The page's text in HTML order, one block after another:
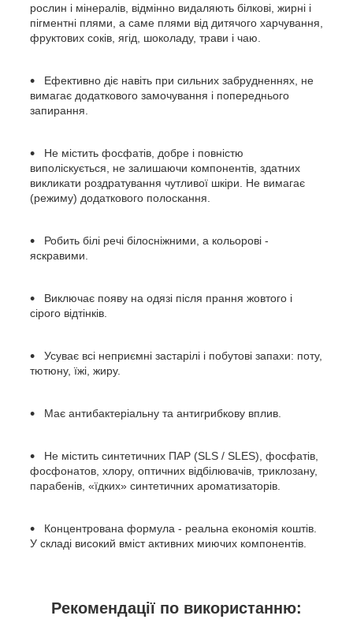
рослин і мінералів, відмінно видаляють білкові, жирні і
пігментні плями, а саме плями від дитячого харчування,
фруктових соків, ягід, шоколаду, трави і чаю.
Ефективно діє навіть при сильних забрудненнях, не
вимагає додаткового замочування і попереднього
запирання.
Не містить фосфатів, добре і повністю
виполіскується, не залишаючи компонентів, здатних
викликати роздратування чутливої ​​шкіри. Не вимагає
(режиму) додаткового полоскання.
Робить білі речі білосніжними, а кольорові -
яскравими.
Виключає появу на одязі після прання жовтого і
сірого відтінків.
Усуває всі неприємні застарілі і побутові запахи: поту,
тютюну, їжі, жиру.
Має антибактеріальну та антигрибкову вплив.
Не містить синтетичних ПАР (SLS / SLES), фосфатів,
фосфонатов, хлору, оптичних відбілювачів, триклозану,
парабенів, «їдких» синтетичних ароматизаторів.
Концентрована формула - реальна економія коштів.
У складі високий вміст активних миючих компонентів.
Рекомендації по використанню: